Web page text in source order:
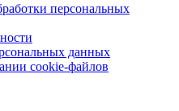
персональных
данных
cookie-файлов